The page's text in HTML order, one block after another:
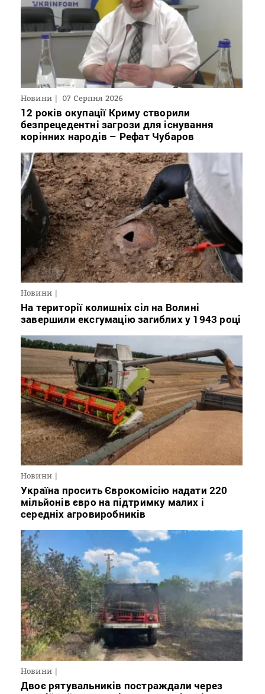
Новини 07 Серпня 2026
12 років окупації Криму створили
безпрецедентні загрози для існування
корінних народів – Рефат Чубаров
Новини
На території колишніх сіл на Волині
завершили ексгумацію загиблих у 1943 році
Новини
Україна просить Єврокомісію надати 220
мільйонів євро на підтримку малих і
середніх агровиробників
Новини
Двоє рятувальників постраждали через